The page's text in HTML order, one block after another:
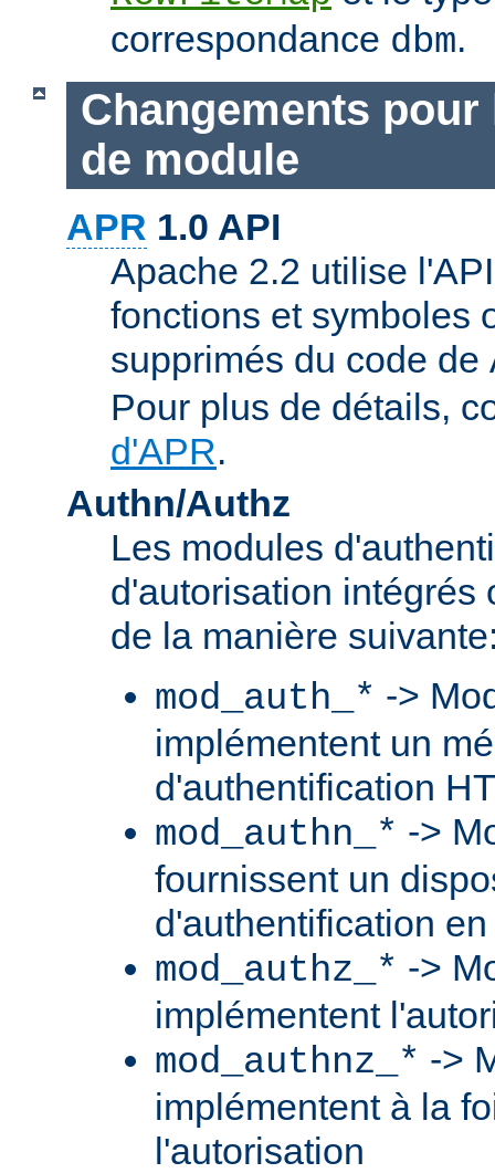
correspondance dbm.
Changements
de module
APR 1.0 API
Apache 2.2 utilise
fonctions et symboles
supprimés du code de
Pour plus de détails,
d'APR.
Authn/Authz
Les modules
d'autorisation intégrés
de la manière
mod_auth_* ->
implémentent un
d'authentification
mod_authn_* ->
fournissent un
d'authentification
mod_authz_* ->
implémentent
mod_authnz_* ->
implémentent à la
l'autorisation